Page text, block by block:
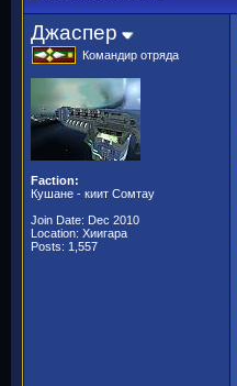
Джаспер
Командир отряда
Faction:
Кушане - киит Сомтау
Join Date: Dec 2010
Location: Хиигара
Posts: 1,557